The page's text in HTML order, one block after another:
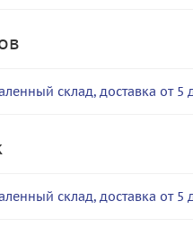
склад, доставка от 5
склад, доставка от 5